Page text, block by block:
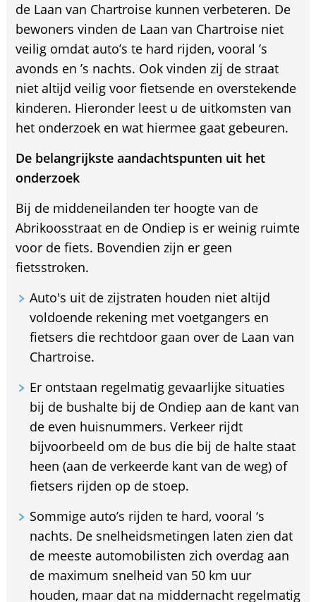
de Laan van Chartroise kunnen verbeteren. De
bewoners vinden de Laan van Chartroise niet
veilig omdat auto’s te hard rijden, vooral ’s
avonds en ’s nachts. Ook vinden zij de straat
niet altijd veilig voor fietsende en overstekende
kinderen. Hieronder leest u de uitkomsten van
het onderzoek en wat hiermee gaat gebeuren.
De belangrijkste aandachtspunten uit het
onderzoek
Bij de middeneilanden ter hoogte van de
Abrikoosstraat en de Ondiep is er weinig ruimte
voor de fiets. Bovendien zijn er geen
fietsstroken.
Auto's uit de zijstraten houden niet altijd
voldoende rekening met voetgangers en
fietsers die rechtdoor gaan over de Laan van
Chartroise.
Er ontstaan regelmatig gevaarlijke situaties
bij de bushalte bij de Ondiep aan de kant van
de even huisnummers. Verkeer rijdt
bijvoorbeeld om de bus die bij de halte staat
heen (aan de verkeerde kant van de weg) of
fietsers rijden op de stoep.
Sommige auto’s rijden te hard, vooral ‘s
nachts. De snelheidsmetingen laten zien dat
de meeste automobilisten zich overdag aan
de maximum snelheid van 50 km uur
houden, maar dat na middernacht regelmatig